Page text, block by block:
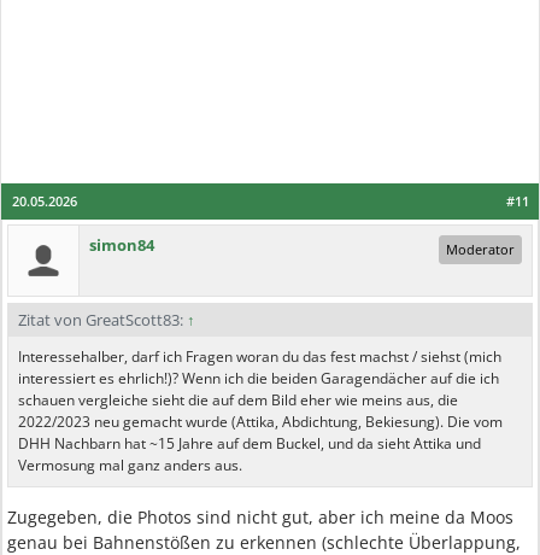
#11
20.05.2026
simon84 Moderator
Zitat von GreatScott83: ↑
Interessehalber, darf ich Fragen woran du das fest machst / siehst (mich
interessiert es ehrlich!)? Wenn ich die beiden Garagendächer auf die ich
schauen vergleiche sieht die auf dem Bild eher wie meins aus, die
2022/2023 neu gemacht wurde (Attika, Abdichtung, Bekiesung). Die vom
DHH Nachbarn hat ~15 Jahre auf dem Buckel, und da sieht Attika und
Vermosung mal ganz anders aus.
Zugegeben, die Photos sind nicht gut, aber ich meine da Moos
genau bei Bahnenstößen zu erkennen (schlechte Überlappung,